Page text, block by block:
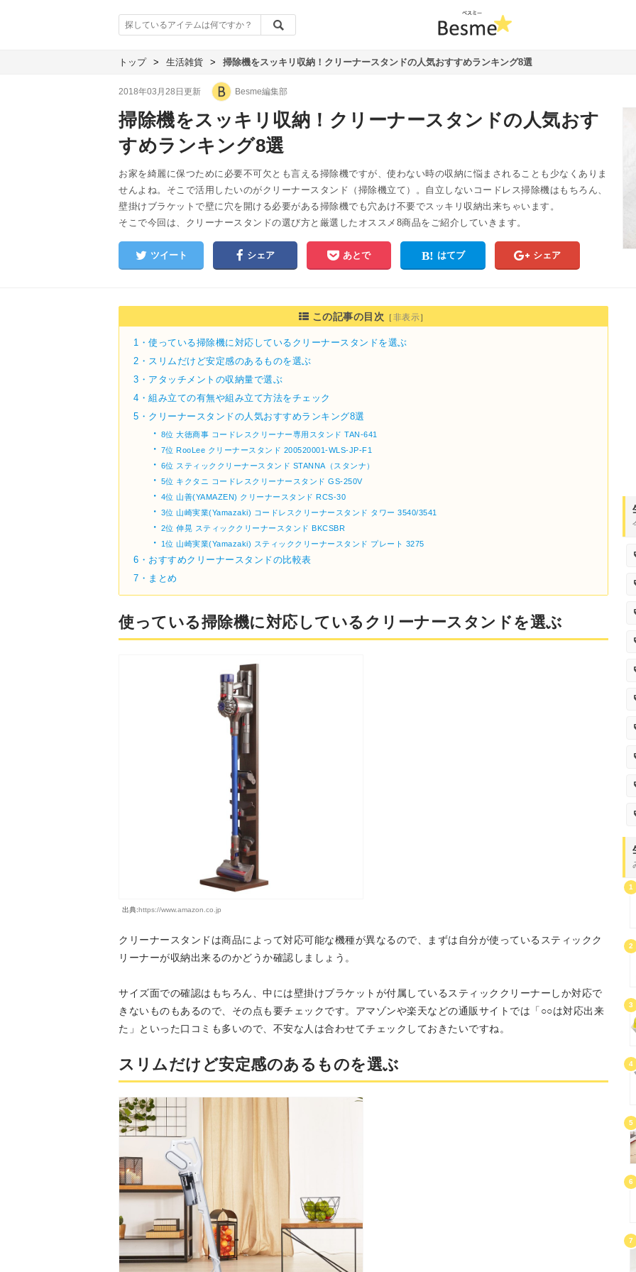
トップ > 生活雑貨 > 掃除機をスッキリ収納！クリーナースタンドの人気おすすめランキング8選
2018年03月28日更新 Besme編集部
掃除機をスッキリ収納！クリーナースタンドの人気おす
すめランキング8選
お家を綺麗に保つために必要不可欠とも言える掃除機ですが、使わない時の収納に悩まされることも少なくありま
せんよね。そこで活用したいのがクリーナースタンド（掃除機立て）。自立しないコードレス掃除機はもちろん、
壁掛けブラケットで壁に穴を開ける必要がある掃除機でも穴あけ不要でスッキリ収納出来ちゃいます。
そこで今回は、クリーナースタンドの選び方と厳選したオススメ8商品をご紹介していきます。
ツイート シェア あとで はてブ シェア
この記事の目次 ［ 非表示］
1・ 使っている掃除機に対応しているクリーナースタンドを選ぶ
2・ スリムだけど安定感のあるものを選ぶ
3・ アタッチメントの収納量で選ぶ
4・ 組み立ての有無や組み立て方法をチェック
5・ クリーナースタンドの人気おすすめランキング8選
・ 8位 大徳商事 コードレスクリーナー専用スタンド TAN-641
・ 7位 RooLee クリーナースタンド 200520001-WLS-JP-F1
・ 6位 スティッククリーナースタンド STANNA（スタンナ）
・ 5位 キクタニ コードレスクリーナースタンド GS-250V
・ 4位 山善(YAMAZEN) クリーナースタンド RCS-30
・ 3位 山崎実業(Yamazaki) コードレスクリーナースタンド タワー 3540/3541
・ 2位 伸晃 スティッククリーナースタンド BKCSBR
・ 1位 山崎実業(Yamazaki) スティッククリーナースタンド プレート 3275
6・ おすすめクリーナースタンドの比較表
7・ まとめ
使っている掃除機に対応しているクリーナースタンドを選ぶ
出典:https://www.amazon.co.jp
クリーナースタンドは商品によって対応可能な機種が異なるので、まずは自分が使っているスティックク
リーナーが収納出来るのかどうか確認しましょう。
サイズ面での確認はもちろん、中には壁掛けブラケットが付属しているスティッククリーナーしか対応で
きないものもあるので、その点も要チェックです。アマゾンや楽天などの通販サイトでは「○○は対応出来
た」といった口コミも多いので、不安な人は合わせてチェックしておきたいですね。
スリムだけど安定感のあるものを選ぶ
1
2
3
4
5
6
7